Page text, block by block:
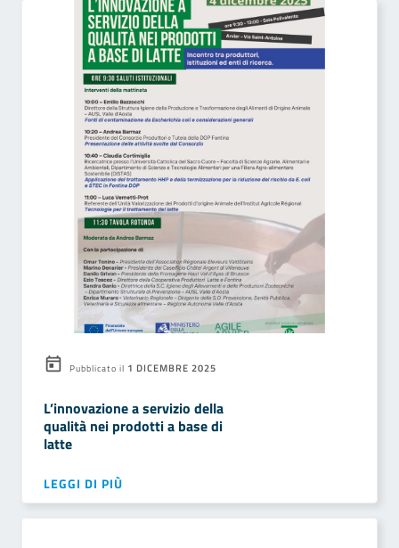
Pubblicato il 1 DICEMBRE 2025
L’innovazione a servizio della
qualità nei prodotti a base di
latte
LEGGI DI PIÙ